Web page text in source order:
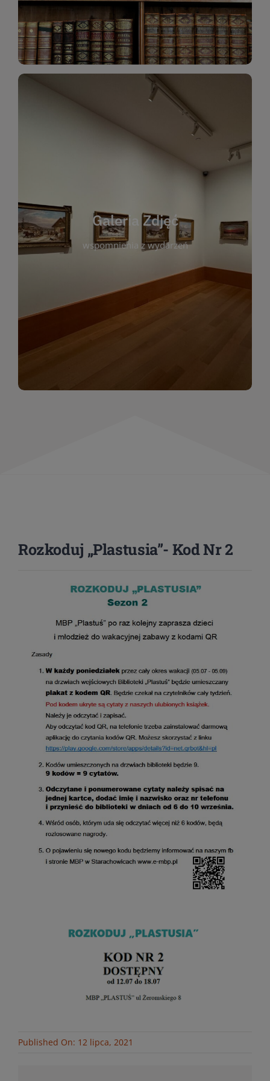
Katalog Zbiorów
Galeria Zdjęć
wspomnienia z wydarzeń
Galeria Zdjęć
wspomnienia z wydarzeń, spotkań i projektów
którym można zobaczyć, jak żyje nasza biblioteka
i jej społeczność. Zdjęcia dokumentują zarówno
uroczyste chwile, jak i codzienne aktywności
czytelników. Regularnie dodajemy nowe galerie,
by każdy mógł powrócić do wyjątkowych
momentów. Zapraszamy do obejrzenia,
wspominania i inspirowania się!
Rozkoduj „Plastusia”- Kod Nr 2
Published On: 12 lipca, 2021